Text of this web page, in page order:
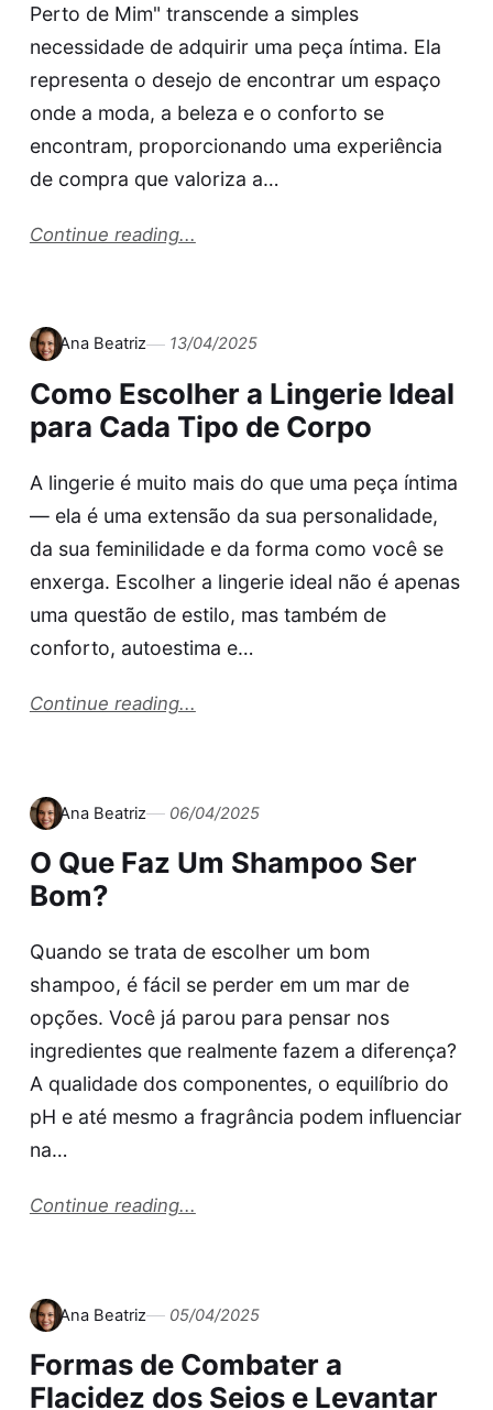
Perto de Mim" transcende a simples
necessidade de adquirir uma peça íntima. Ela
representa o desejo de encontrar um espaço
onde a moda, a beleza e o conforto se
encontram, proporcionando uma experiência
de compra que valoriza a…
Continue reading...
Ana Beatriz 13/04/2025
Como Escolher a Lingerie Ideal
para Cada Tipo de Corpo
A lingerie é muito mais do que uma peça íntima
— ela é uma extensão da sua personalidade,
da sua feminilidade e da forma como você se
enxerga. Escolher a lingerie ideal não é apenas
uma questão de estilo, mas também de
conforto, autoestima e…
Continue reading...
Ana Beatriz 06/04/2025
O Que Faz Um Shampoo Ser
Bom?
Quando se trata de escolher um bom
shampoo, é fácil se perder em um mar de
opções. Você já parou para pensar nos
ingredientes que realmente fazem a diferença?
A qualidade dos componentes, o equilíbrio do
pH e até mesmo a fragrância podem influenciar
na…
Continue reading...
Ana Beatriz 05/04/2025
Formas de Combater a
Flacidez dos Seios e Levantar